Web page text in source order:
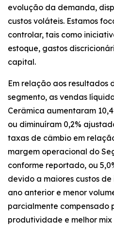
evolução da demanda,
custos voláteis. Estamos
controlar, tais como
estoque, gastos
capital.
Em relação aos resultados
segmento, as vendas
Cerâmica aumentaram
ou diminuíram 0,2%
taxas de câmbio em
margem operacional do
conforme reportado, ou
devido a maiores custos
ano anterior e menor
parcialmente compensado
produtividade e melhor mix